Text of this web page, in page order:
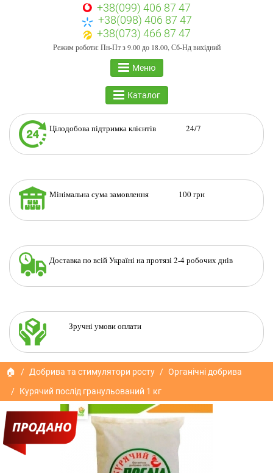
+38(099) 406 87 47
+38(098) 406 87 47
+38(073) 466 87 47
Режим роботи: Пн-Пт з 9.00 до 18.00, Сб-Нд вихідний
Меню
Каталог
Цілодобова підтримка клієнтів 24/7
Мінімальна сума замовлення 100 грн
Доставка по всій Україні на протязі 2-4 робочих днів
Зручні умови оплати
🏠 Добрива та стимулятори росту
Органічні добрива
Курячий послід гранульований 1 кг